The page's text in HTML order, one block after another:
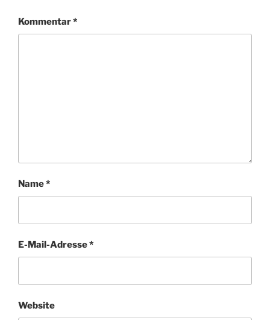
Kommentar*
Name*
E-Mail-Adresse*
Website